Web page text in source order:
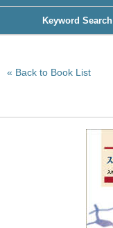
Keyword Search
Back to Book List